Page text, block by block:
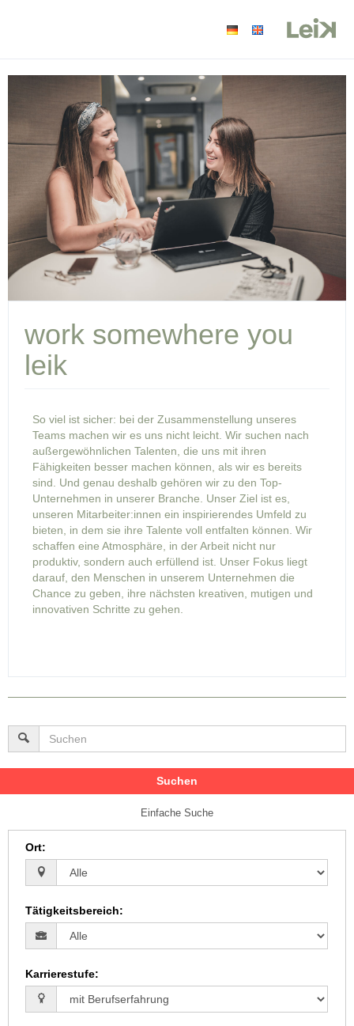
work somewhere you
leik
So viel ist sicher: bei der Zusammenstellung unseres
Teams machen wir es uns nicht leicht. Wir suchen nach
außergewöhnlichen Talenten, die uns mit ihren
Fähigkeiten besser machen können, als wir es bereits
sind. Und genau deshalb gehören wir zu den Top-
Unternehmen in unserer Branche. Unser Ziel ist es,
unseren Mitarbeiter:innen ein inspirierendes Umfeld zu
bieten, in dem sie ihre Talente voll entfalten können. Wir
schaffen eine Atmosphäre, in der Arbeit nicht nur
produktiv, sondern auch erfüllend ist. Unser Fokus liegt
darauf, den Menschen in unserem Unternehmen die
Chance zu geben, ihre nächsten kreativen, mutigen und
innovativen Schritte zu gehen.
Suchen
Einfache Suche
Ort:
Tätigkeitsbereich:
Karrierestufe: